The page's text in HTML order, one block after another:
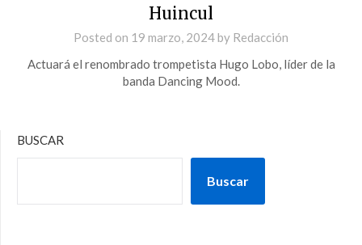
Huincul
Posted on 19 marzo, 2024by Redacción
Actuará el renombrado trompetista Hugo Lobo, líder de la
banda Dancing Mood.
BUSCAR
Buscar